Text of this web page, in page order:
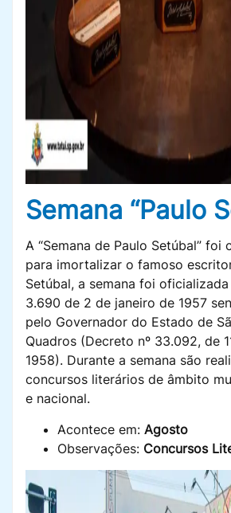
Semana “Paulo
A “Semana de Paulo Setúbal” foi
para imortalizar o famoso
Setúbal, a semana foi oficializada
3.690 de 2 de janeiro de 1957
pelo Governador do Estado de
Quadros (Decreto nº 33.092, de
1958). Durante a semana são
concursos literários de âmbito
e nacional.
Acontece em: Agosto
Observações: Concursos